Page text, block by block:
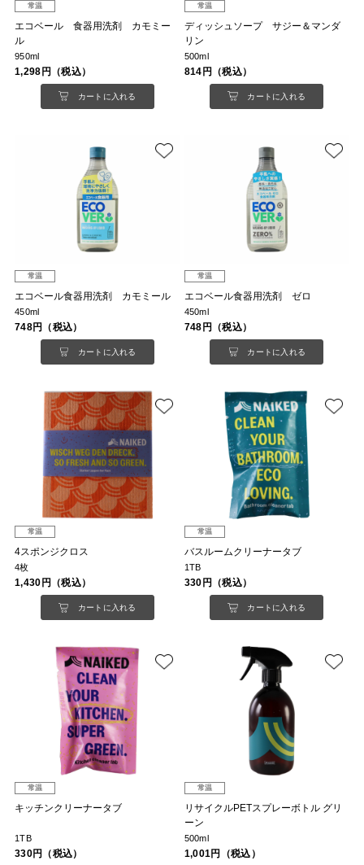
常温
エコベール 食器用洗剤 カモミー
ル
950ml
1,298円（税込）
カートに入れる
常温
ディッシュソープ サジー＆マンダ
リン
500ml
814円（税込）
カートに入れる
常温
エコベール食器用洗剤 カモミール
450ml
748円（税込）
カートに入れる
常温
エコベール食器用洗剤 ゼロ
450ml
748円（税込）
カートに入れる
常温
4スポンジクロス
4枚
1,430円（税込）
カートに入れる
常温
バスルームクリーナータブ
1TB
330円（税込）
カートに入れる
常温
キッチンクリーナータブ
1TB
330円（税込）
常温
リサイクルPETスプレーボトル グリ
ーン
500ml
1,001円（税込）